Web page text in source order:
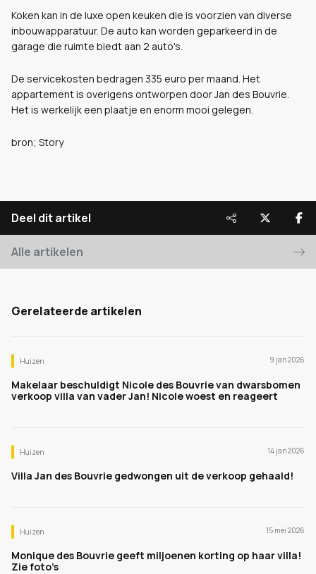
Koken kan in de luxe open keuken die is voorzien van diverse
inbouwapparatuur. De auto kan worden geparkeerd in de
garage die ruimte biedt aan 2 auto's.
De servicekosten bedragen 335 euro per maand. Het
appartement is overigens ontworpen door Jan des Bouvrie.
Het is werkelijk een plaatje en enorm mooi gelegen.
bron; Story
Deel dit artikel
Alle artikelen
Gerelateerde artikelen
Huizen 9 jan 2026
Makelaar beschuldigt Nicole des Bouvrie van dwarsbomen
verkoop villa van vader Jan! Nicole woest en reageert
Huizen 14 jan 2026
Villa Jan des Bouvrie gedwongen uit de verkoop gehaald!
Huizen 15 mei 2026
Monique des Bouvrie geeft miljoenen korting op haar villa!
Zie foto’s